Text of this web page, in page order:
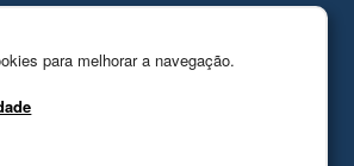
20, Centro, Valença - RJ, CEP: 27600-000
para melhorar a navegação.